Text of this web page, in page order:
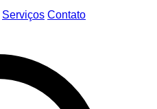
Serviços Contato